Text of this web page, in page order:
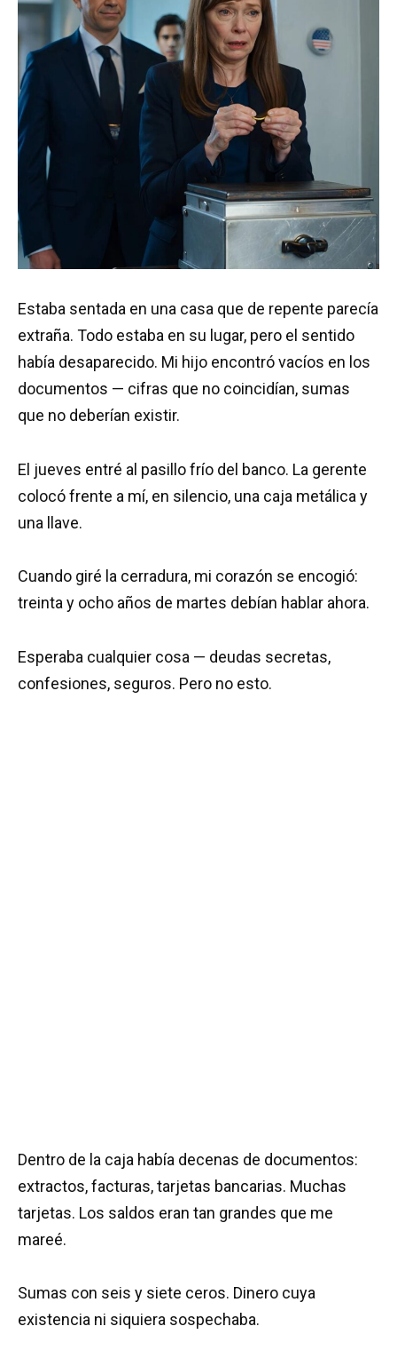
Estaba sentada en una casa que de repente parecía
extraña. Todo estaba en su lugar, pero el sentido
había desaparecido. Mi hijo encontró vacíos en los
documentos — cifras que no coincidían, sumas
que no deberían existir.
El jueves entré al pasillo frío del banco. La gerente
colocó frente a mí, en silencio, una caja metálica y
una llave.
Cuando giré la cerradura, mi corazón se encogió:
treinta y ocho años de martes debían hablar ahora.
Esperaba cualquier cosa — deudas secretas,
confesiones, seguros. Pero no esto.
Dentro de la caja había decenas de documentos:
extractos, facturas, tarjetas bancarias. Muchas
tarjetas. Los saldos eran tan grandes que me
mareé.
Sumas con seis y siete ceros. Dinero cuya
existencia ni siquiera sospechaba.